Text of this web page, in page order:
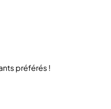
préférés !